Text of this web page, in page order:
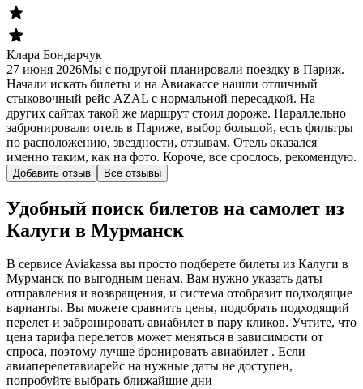
Клара Бондарчук
27 июня 2026Мы с подругой планировали поездку в Париж.
Начали искать билеты и на Авиакассе нашли отличный
стыковочный рейс AZAL с нормальной пересадкой. На
других сайтах такой же маршрут стоил дороже. Параллельно
забронировали отель в Париже, выбор большой, есть фильтры
по расположению, звездности, отзывам. Отель оказался
именно таким, как на фото. Короче, все срослось, рекомендую.
Добавить отзыв Все отзывы
Удобный поиск билетов на самолет из
Калуги в Мурманск
В сервисе Aviakassa вы просто подберете билеты из Калуги в
Мурманск по выгодным ценам. Вам нужно указать даты
отправления и возвращения, и система отобразит подходящие
варианты. Вы можете сравнить цены, подобрать подходящий
перелет и забронировать авиабилет в пару кликов. Учтите, что
цена тарифа перелетов может меняться в зависимости от
спроса, поэтому лучше бронировать авиабилет . Если
авиаперелетавиарейс на нужные даты не доступен,
попробуйте выбрать ближайшие дни